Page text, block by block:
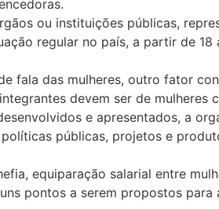
ou instituições públicas,
regular no país, a partir de
fala das mulheres, outro fator
devem ser de mulheres
e apresentados, a
públicas, projetos e
equiparação salarial entre
pontos a serem propostos